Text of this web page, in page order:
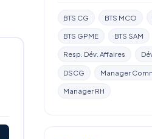
BTS CG BTS MCO
BTS GPME BTS SAM
Resp. Dév. Affaires
DSCG Manager
Manager RH